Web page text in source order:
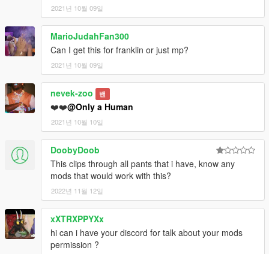
2021년 10월 09일
MarioJudahFan300
Can I get this for franklin or just mp?
2021년 10월 09일
nevek-zoo 밴
❤️❤️@Only a Human
2021년 10월 10일
DoobyDoob
This clips through all pants that i have, know any
mods that would work with this?
2022년 11월 12일
xXTRXPPYXx
hi can i have your discord for talk about your mods
permission ?